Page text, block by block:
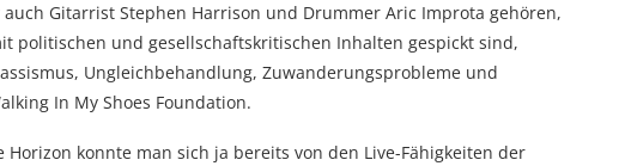
Gitarrist Stephen Harrison und Drummer Aric Improta gehören,
politischen und gesellschaftskritischen Inhalten gespickt sind,
Ungleichbehandlung, Zuwanderungsprobleme und
In My Shoes Foundation.
konnte man sich ja bereits von den Live-Fähigkeiten der